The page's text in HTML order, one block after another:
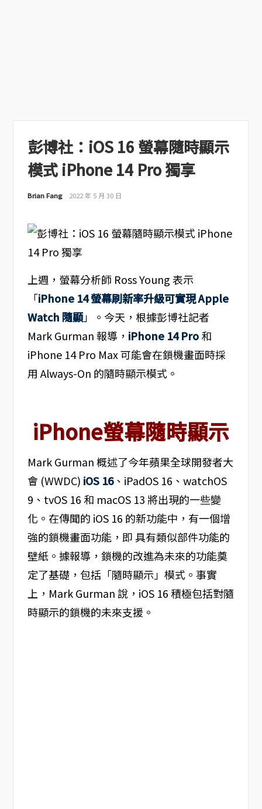
彭博社：iOS 16 螢幕隨時顯示
模式 iPhone 14 Pro 獨享
Brian Fang 2022 年 5 月 30 日
上週，螢幕分析師 Ross Young 表示
「iPhone 14 螢幕刷新率升級可實現 Apple
Watch 隨顯」。今天，根據彭博社記者
Mark Gurman 報導， iPhone 14 Pro和
iPhone 14 Pro Max 可能會在鎖機畫面時採
用 Always-On 的隨時顯示模式。
iPhone螢幕隨時顯示
Mark Gurman 概述了今年蘋果全球開發者大
會 (WWDC) iOS 16、iPadOS 16、watchOS
9、tvOS 16 和 macOS 13 將出現的一些變
化。在傳聞的 iOS 16 的新功能中，有一個增
強的鎖機畫面功能，即 具有類似部件功能的
壁紙。據報導，鎖機的改進為未來的功能奠
定了基礎，包括「隨時顯示」模式。事實
上，Mark Gurman 說，iOS 16 積極包括對隨
時顯示的鎖機的未來支援。